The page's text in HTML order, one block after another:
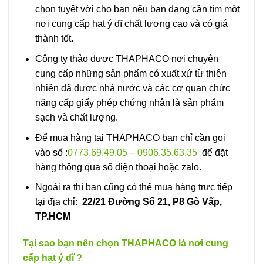
chọn tuyệt vời cho bạn nếu bạn đang cần tìm một
nơi cung cấp hạt ý dĩ chất lượng cao và có giá
thành tốt.
Công ty thảo dược THAPHACO nơi chuyên
cung cấp những sản phẩm có xuất xứ từ thiên
nhiên đã được nhà nước và các cơ quan chức
năng cấp giấy phép chứng nhận là sản phẩm
sạch và chất lượng.
Để mua hàng tại THAPHACO bạn chỉ cần gọi
vào số :0773.69.49.05– 0906.35.63.35 để đặt
hàng thông qua số điện thoại hoặc zalo.
Ngoài ra thì bạn cũng có thể mua hàng trực tiếp
tại địa chỉ: 22/21 Đường Số 21, P8 Gò Vấp,
TP.HCM
Tại sao bạn nên chọn THAPHACO là nơi cung
cấp hạt ý dĩ ?